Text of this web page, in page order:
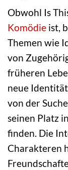
Obwohl Is
Komödie ist,
Themen wie
von
früheren
neue
von der
seinen Platz
finden. Die
Charakteren